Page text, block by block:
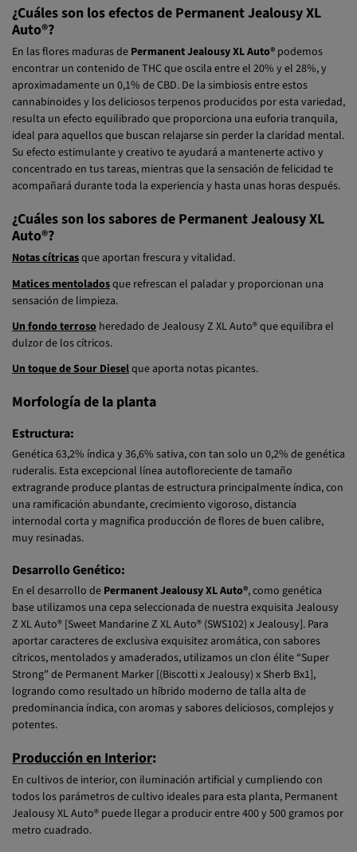
¿Cuáles son los efectos de Permanent Jealousy XL
Auto®?
En las flores maduras de Permanent Jealousy XL Auto® podemos
encontrar un contenido de THC que oscila entre el 20% y el 28%, y
aproximadamente un 0,1% de CBD. De la simbiosis entre estos
cannabinoides y los deliciosos terpenos producidos por esta variedad,
resulta un efecto equilibrado que proporciona una euforia tranquila,
ideal para aquellos que buscan relajarse sin perder la claridad mental.
Su efecto estimulante y creativo te ayudará a mantenerte activo y
concentrado en tus tareas, mientras que la sensación de felicidad te
acompañará durante toda la experiencia y hasta unas horas después.
¿Cuáles son los sabores de Permanent Jealousy XL
Auto®?
Notas cítricasque aportan frescura y vitalidad.
Matices mentoladosque refrescan el paladar y proporcionan una
sensación de limpieza.
Un fondo terroso heredado de Jealousy Z XL Auto® que equilibra el
dulzor de los cítricos.
Un toque de Sour Dieselque aporta notas picantes.
Morfología de la planta
Estructura:
Genética 63,2% índica y 36,6% sativa, con tan solo un 0,2% de genética
ruderalis. Esta excepcional línea autofloreciente de tamaño
extragrande produce plantas de estructura principalmente índica, con
una ramificación abundante, crecimiento vigoroso, distancia
internodal corta y magnifica producción de flores de buen calibre,
muy resinadas.
Desarrollo Genético:
En el desarrollo de Permanent Jealousy XL Auto®, como genética
base utilizamos una cepa seleccionada de nuestra exquisita Jealousy
Z XL Auto® [Sweet Mandarine Z XL Auto® (SWS102) x Jealousy]. Para
aportar caracteres de exclusiva exquisitez aromática, con sabores
cítricos, mentolados y amaderados, utilizamos un clon élite “Super
Strong” de Permanent Marker [(Biscotti x Jealousy) x Sherb Bx1],
logrando como resultado un híbrido moderno de talla alta de
predominancia índica, con aromas y sabores deliciosos, complejos y
potentes.
Producción en Interior:
En cultivos de interior, con iluminación artificial y cumpliendo con
todos los parámetros de cultivo ideales para esta planta, Permanent
Jealousy XL Auto® puede llegar a producir entre 400 y 500 gramos por
metro cuadrado.